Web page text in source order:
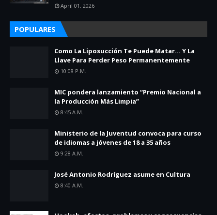
April 01, 2026
POPULARES
Como La Liposucción Te Puede Matar… Y La
Llave Para Perder Peso Permanentemente
10:08 P.m.
MIC pondera lanzamiento “Premio Nacional a
la Producción Más Limpia”
8:45 A.m.
Ministerio de la Juventud convoca para curso
de idiomas a jóvenes de 18 a 35 años
9:28 A.m.
José Antonio Rodríguez asume en Cultura
8:40 A.m.